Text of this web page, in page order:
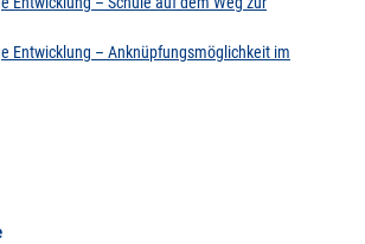
Entwicklung – Anknüpfungsmöglichkeit im